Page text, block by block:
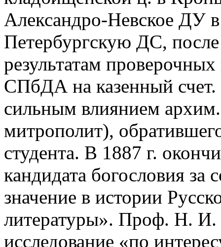
Александро-Невское ДУ
Петербургскую ДС,
результатам
СПбДА на казенный счет.
сильным влиянием
митрополит),
студента. В 1887 г.
кандидата богословия
значение в истории
литературы». Проф. Н. И.
исследование «по